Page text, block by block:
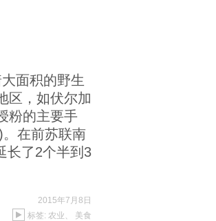
面积的野生
区，如伏尔加
粉的主要手
在前苏联南
长了2个半到3
2015年7月8日
标签: 农业 、 美食